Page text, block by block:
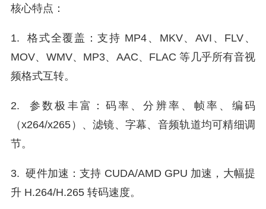
核心特点：
1. 格式全覆盖：支持 MP4、MKV、AVI、FLV、
MOV、WMV、MP3、AAC、FLAC 等几乎所有音视
频格式互转。
2. 参数极丰富：码率、分辨率、帧率、编码
（x264/x265）、滤镜、字幕、音频轨道均可精细调
节。
3. 硬件加速：支持 CUDA/AMD GPU 加速，大幅提
升 H.264/H.265 转码速度。